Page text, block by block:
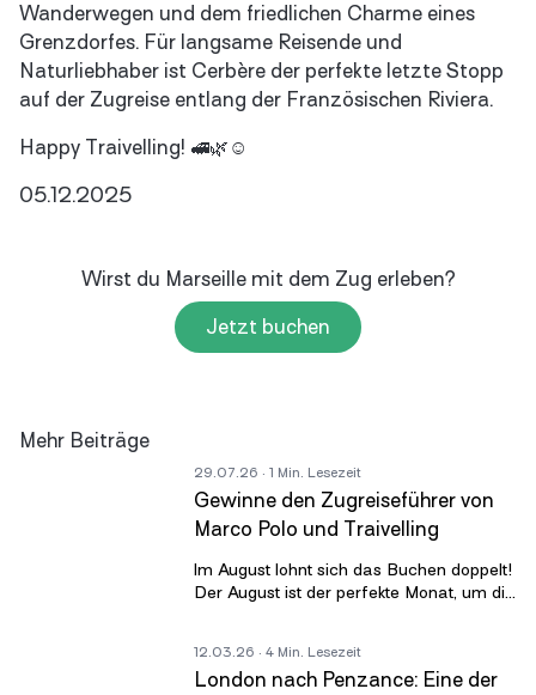
Wanderwegen und dem friedlichen Charme eines
Grenzdorfes. Für langsame Reisende und
Naturliebhaber ist Cerbère der perfekte letzte Stopp
auf der Zugreise entlang der Französischen Riviera.
Happy Traivelling! 🚅🌿☺️
05.12.2025
Wirst du Marseille mit dem Zug erleben?
Jetzt buchen
Mehr Beiträge
29.07.26 · 1 Min. Lesezeit
Gewinne den Zugreiseführer von
Marco Polo und Traivelling
Im August lohnt sich das Buchen doppelt!
Der August ist der perfekte Monat, um die
12.03.26 · 4 Min. Lesezeit
London nach Penzance: Eine der